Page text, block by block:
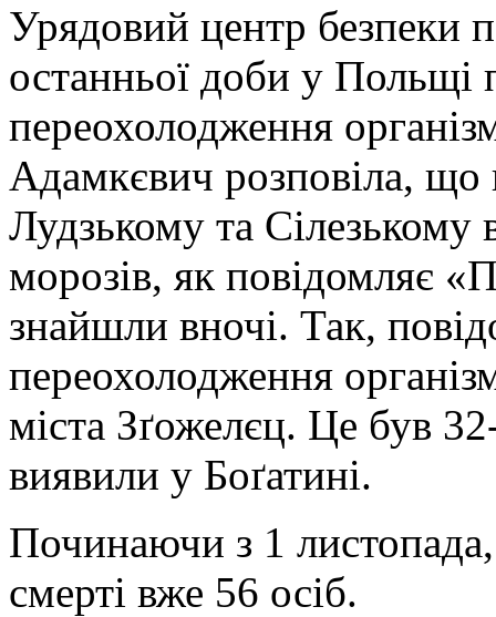
Урядовий центр безпеки
останньої доби у Польщі
переохолодження
Адамкєвич розповіла, що
Лудзькому та
морозів, як повідомляє
знайшли вночі. Так,
переохолодження
міста Зґожелєц. Це був
виявили у Боґатині.
Починаючи з 1
смерті вже 56 осіб.